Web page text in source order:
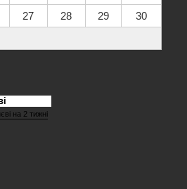
27 28 29
30